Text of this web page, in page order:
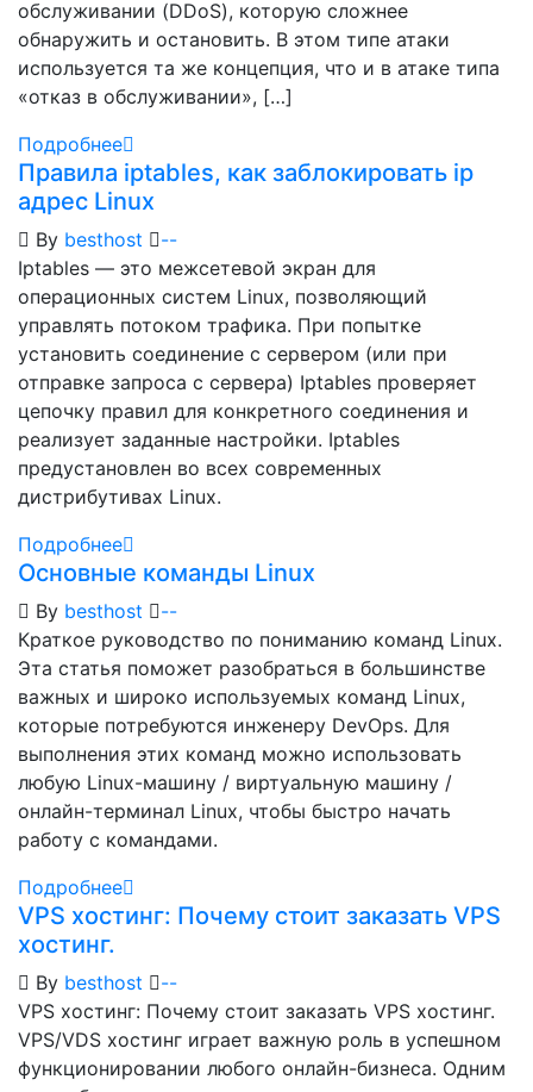
обслуживании (DDoS), которую сложнее
обнаружить и остановить. В этом типе атаки
используется та же концепция, что и в атаке типа
«отказ в обслуживании», […]
Подробнее
Правила iptables, как заблокировать ip
адрес Linux
By besthost --
Iptables — это межсетевой экран для
операционных систем Linux, позволяющий
управлять потоком трафика. При попытке
установить соединение с сервером (или при
отправке запроса с сервера) Iptables проверяет
цепочку правил для конкретного соединения и
реализует заданные настройки. Iptables
предустановлен во всех современных
дистрибутивах Linux.
Подробнее
Основные команды Linux
By besthost --
Краткое руководство по пониманию команд Linux.
Эта статья поможет разобраться в большинстве
важных и широко используемых команд Linux,
которые потребуются инженеру DevOps. Для
выполнения этих команд можно использовать
любую Linux-машину / виртуальную машину /
онлайн-терминал Linux, чтобы быстро начать
работу с командами.
Подробнее
VPS хостинг: Почему стоит заказать VPS
хостинг.
By besthost --
VPS хостинг: Почему стоит заказать VPS хостинг.
VPS/VDS хостинг играет важную роль в успешном
функционировании любого онлайн-бизнеса. Одним